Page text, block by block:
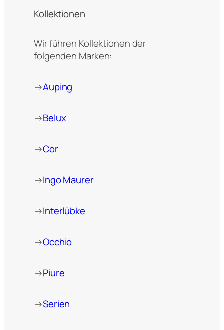
Kollektionen
Wir führen Kollektionen der
folgenden Marken:
→Auping
→Belux
→Cor
→Ingo Maurer
→Interlübke
→Occhio
→Piure
→Serien